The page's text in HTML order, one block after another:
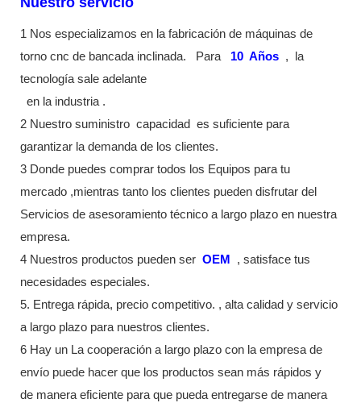
1 Nos especializamos en la fabricación de máquinas de
torno cnc de bancada inclinada.
Para 10 Años ,
la
tecnología sale adelante
en la industria .
2 Nuestro suministro capacidad
es suficiente para
garantizar la demanda de los clientes.
3 Donde puedes comprar todos los Equipos para tu
mercado ,mientras tanto los clientes pueden disfrutar del
Servicios de asesoramiento técnico a largo plazo en nuestra
empresa.
4 Nuestros productos pueden ser OEM
, satisface tus
necesidades especiales.
5. Entrega rápida, precio competitivo. , alta calidad y servicio
a largo plazo para nuestros clientes.
6 Hay un La cooperación a largo plazo con la empresa de
envío puede hacer que los productos sean más rápidos y
de manera eficiente para que pueda entregarse de manera